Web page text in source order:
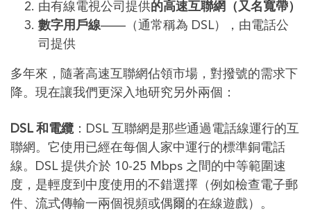
由有線電視公司提供的高速互聯網（又名寬帶）
數字用戶線——（通常稱為 DSL），由電話公
司提供
多年來，隨著高速互聯網佔領市場，對撥號的需求下
降。現在讓我們更深入地研究另外兩個：
DSL 和電纜：DSL 互聯網是那些通過電話線運行的互
聯網。它使用已經在每個人家中運行的標準銅電話
線。DSL 提供介於 10-25 Mbps 之間的中等範圍速
度，是輕度到中度使用的不錯選擇（例如檢查電子郵
件、流式傳輸一兩個視頻或偶爾的在線遊戲）。